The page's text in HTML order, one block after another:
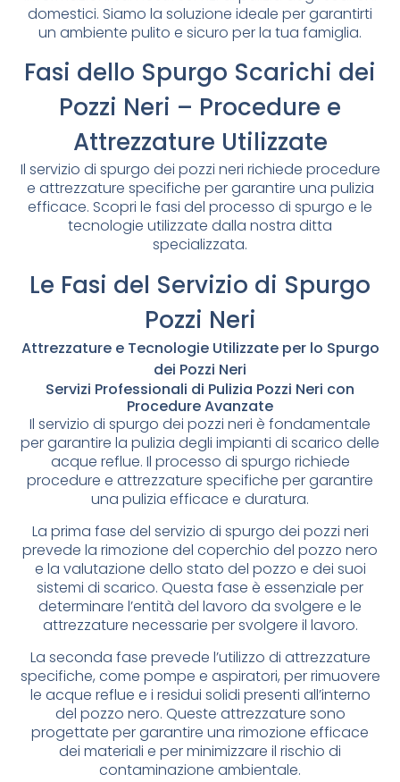
domestici. Siamo la soluzione ideale per garantirti
un ambiente pulito e sicuro per la tua famiglia.
Fasi dello Spurgo Scarichi dei
Pozzi Neri – Procedure e
Attrezzature Utilizzate
Il servizio di spurgo dei pozzi neri richiede procedure
e attrezzature specifiche per garantire una pulizia
efficace. Scopri le fasi del processo di spurgo e le
tecnologie utilizzate dalla nostra ditta
specializzata.
Le Fasi del Servizio di Spurgo
Pozzi Neri
Attrezzature e Tecnologie Utilizzate per lo Spurgo
dei Pozzi Neri
Servizi Professionali di Pulizia Pozzi Neri con
Procedure Avanzate
Il servizio di spurgo dei pozzi neri è fondamentale
per garantire la pulizia degli impianti di scarico delle
acque reflue. Il processo di spurgo richiede
procedure e attrezzature specifiche per garantire
una pulizia efficace e duratura.
La prima fase del servizio di spurgo dei pozzi neri
prevede la rimozione del coperchio del pozzo nero
e la valutazione dello stato del pozzo e dei suoi
sistemi di scarico. Questa fase è essenziale per
determinare l’entità del lavoro da svolgere e le
attrezzature necessarie per svolgere il lavoro.
La seconda fase prevede l’utilizzo di attrezzature
specifiche, come pompe e aspiratori, per rimuovere
le acque reflue e i residui solidi presenti all’interno
del pozzo nero. Queste attrezzature sono
progettate per garantire una rimozione efficace
dei materiali e per minimizzare il rischio di
contaminazione ambientale.